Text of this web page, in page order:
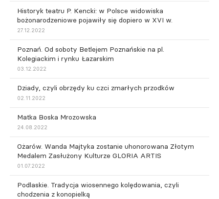
Historyk teatru P. Kencki: w Polsce widowiska
bożonarodzeniowe pojawiły się dopiero w XVI w.
27.12.2022
Poznań. Od soboty Betlejem Poznańskie na pl.
Kolegiackim i rynku Łazarskim
03.12.2022
Dziady, czyli obrzędy ku czci zmarłych przodków
02.11.2022
Matka Boska Mrozowska
24.08.2022
Ożarów. Wanda Majtyka zostanie uhonorowana Złotym
Medalem Zasłużony Kulturze GLORIA ARTIS
01.07.2022
Podlaskie. Tradycja wiosennego kolędowania, czyli
chodzenia z konopielką